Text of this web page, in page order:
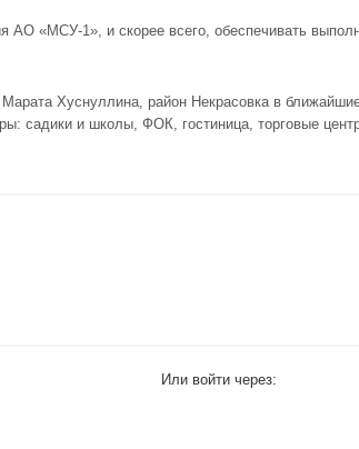
«МСУ-1», и скорее всего, обеспечивать
Хуснуллина, район Некрасовка в
садики и школы, ФОК, гостиница, торговые
Или войти через: